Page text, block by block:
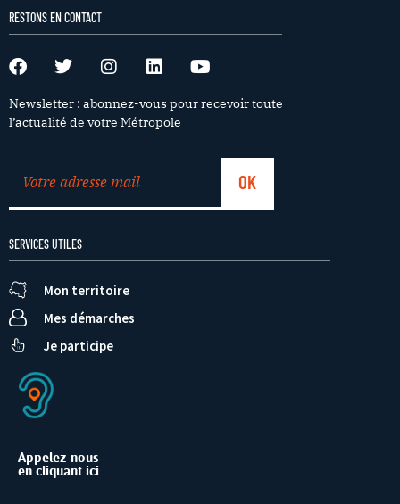
RESTONS EN CONTACT
Newsletter : abonnez-vous pour recevoir toute
l’actualité de votre Métropole
SERVICES UTILES
Mon territoire
Mes démarches
Je participe
Appelez-nous
en cliquant ici